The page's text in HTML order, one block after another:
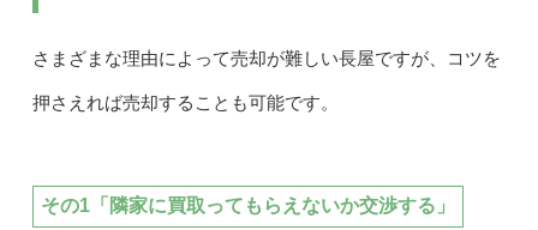
さまざまな理由によって売却が難しい長屋ですが、コツを
押さえれば売却することも可能です。
その1「隣家に買取ってもらえないか交渉する」